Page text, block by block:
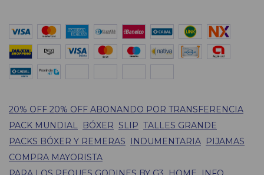
20% OFF 20% OFF ABONANDO POR TRANSFERENCIA
PACK MUNDIAL
BÓXER SLIP TALLES GRANDE
PACKS BÓXER Y REMERAS
INDUMENTARIA
PIJAMAS
COMPRA MAYORISTA